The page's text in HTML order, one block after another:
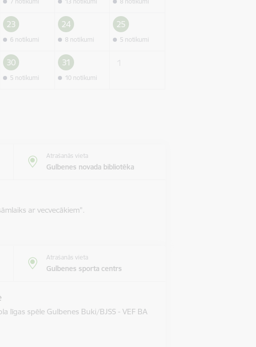
23
6 notikumi
24
8 notikumi
25
5 notikumi
30
5 notikumi
31
10 notikumi
Atrašanās vieta
Gulbenes novada bibliotēka
ar vecvecākiem".
Atrašanās vieta
Gulbenes sporta centrs
līgas spēle Gulbenes Buki/BJSS - VEF BA